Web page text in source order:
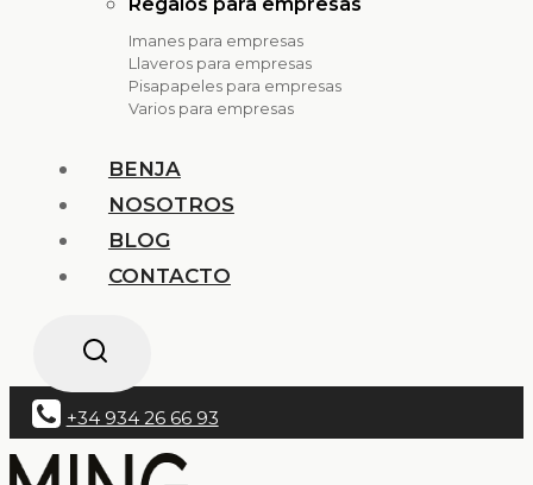
Imanes para empresas
Llaveros para empresas
Pisapapeles para empresas
Varios para empresas
BENJA
NOSOTROS
BLOG
CONTACTO
+34 934 26 66 93